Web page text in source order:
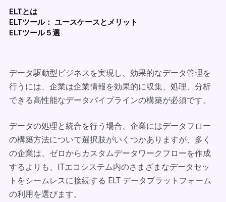
ELTとは
ELTツール： ユースケースとメリット
ELTツール５選
データ駆動型ビジネスを実現し、効果的なデータ管理を
行うには、企業は企業情報を効果的に収集、処理、分析
できる高性能なデータパイプラインの構築が必須です。
データの処理と統合を行う場合、企業にはデータフロー
の構築方法について選択肢がいくつかありますが、多く
の企業は、ゼロからカスタムデータワークフローを作成
するよりも、ITエコシステム内のさまざまなデータセッ
トをシームレスに接続する ELT データプラットフォーム
の利用を選びます。